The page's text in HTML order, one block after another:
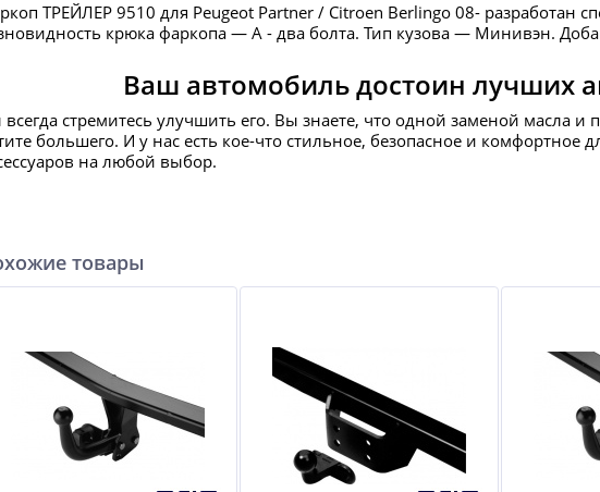
ТРЕЙЛЕР 9510 для Peugeot Partner / Citroen Berlingo 08- разработан
крюка фаркопа — А - два болта. Тип кузова — Минивэн.
Ваш автомобиль достоин лучших
стремитесь улучшить его. Вы знаете, что одной заменой масла
большего. И у нас есть кое-что стильное, безопасное и
на любой выбор.
товары